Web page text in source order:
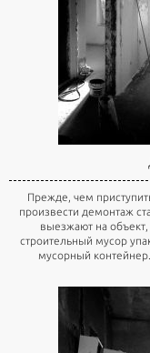
Прежде, чем
произвести демонтаж
выезжают на
строительный мусор
мусорный